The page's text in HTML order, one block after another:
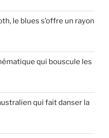
le blues s’offre un rayon
qui bouscule les
qui fait danser la